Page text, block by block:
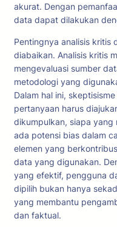
akurat. Dengan
data dapat dilakukan
Pentingnya analisis kritis
diabaikan. Analisis kritis
mengevaluasi sumber
metodologi yang
Dalam hal ini,
pertanyaan harus
dikumpulkan, siapa yang
ada potensi bias dalam
elemen yang
data yang digunakan.
yang efektif, pengguna
dipilih bukan hanya
yang membantu
dan faktual.